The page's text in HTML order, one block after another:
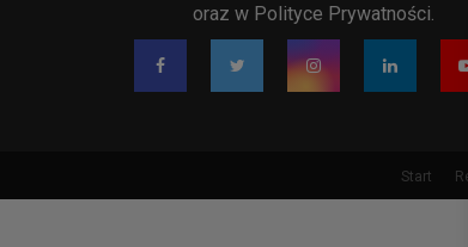
oraz w Polityce Prywatności
Start